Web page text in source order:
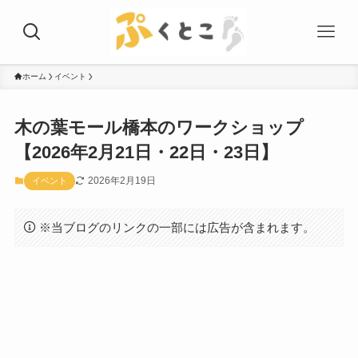
ホーム イベント
木の葉モール橋本のワークショップ
【2026年2月21日・22日・23日】
イベント 2026年2月19日
※当ブログのリンクの一部には広告が含まれます。